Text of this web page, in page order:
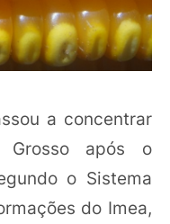
a concentrar
após o
o Sistema
do Imea,